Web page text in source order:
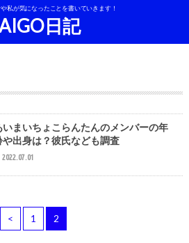
私が気になったことを書いていきます！
日記
いまいちょこらんたんのメンバーの年
や出身は？彼氏なども調査
2022.07.01
< 1 2